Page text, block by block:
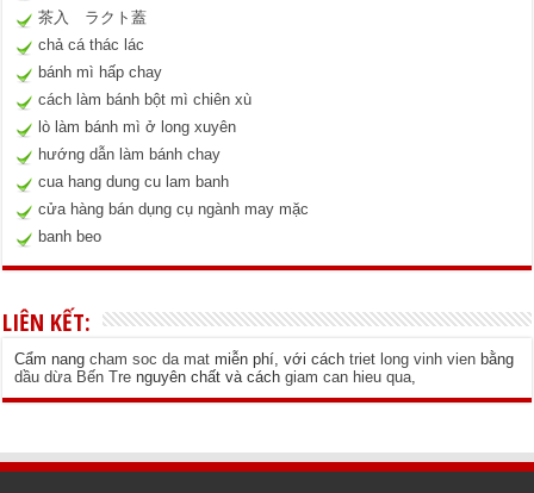
茶入 ラクト蓋
chả cá thác lác
bánh mì hấp chay
cách làm bánh bột mì chiên xù
lò làm bánh mì ở long xuyên
hướng dẫn làm bánh chay
cua hang dung cu lam banh
cửa hàng bán dụng cụ ngành may mặc
banh beo
LIÊN KẾT:
Cẩm nangcham soc da mat miễn phí, với cáchtriet long vinh vien bằng
dầu dừa Bến Tre nguyên chất và cáchgiam can hieu qua